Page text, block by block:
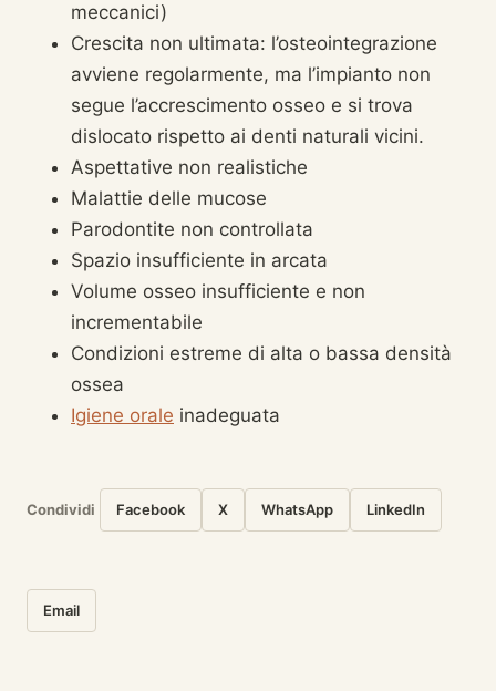
meccanici)
Crescita non ultimata: l’osteointegrazione
avviene regolarmente, ma l’impianto non
segue l’accrescimento osseo e si trova
dislocato rispetto ai denti naturali vicini.
Aspettative non realistiche
Malattie delle mucose
Parodontite non controllata
Spazio insufficiente in arcata
Volume osseo insufficiente e non
incrementabile
Condizioni estreme di alta o bassa densità
ossea
Igiene orale inadeguata
Condividi Facebook X WhatsApp LinkedIn
Email